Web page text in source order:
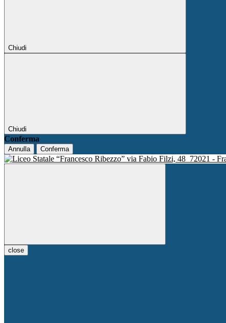
Chiudi
Chiudi
Conferma
Annulla Conferma
via Fabio Filzi, 48 72021 -
close